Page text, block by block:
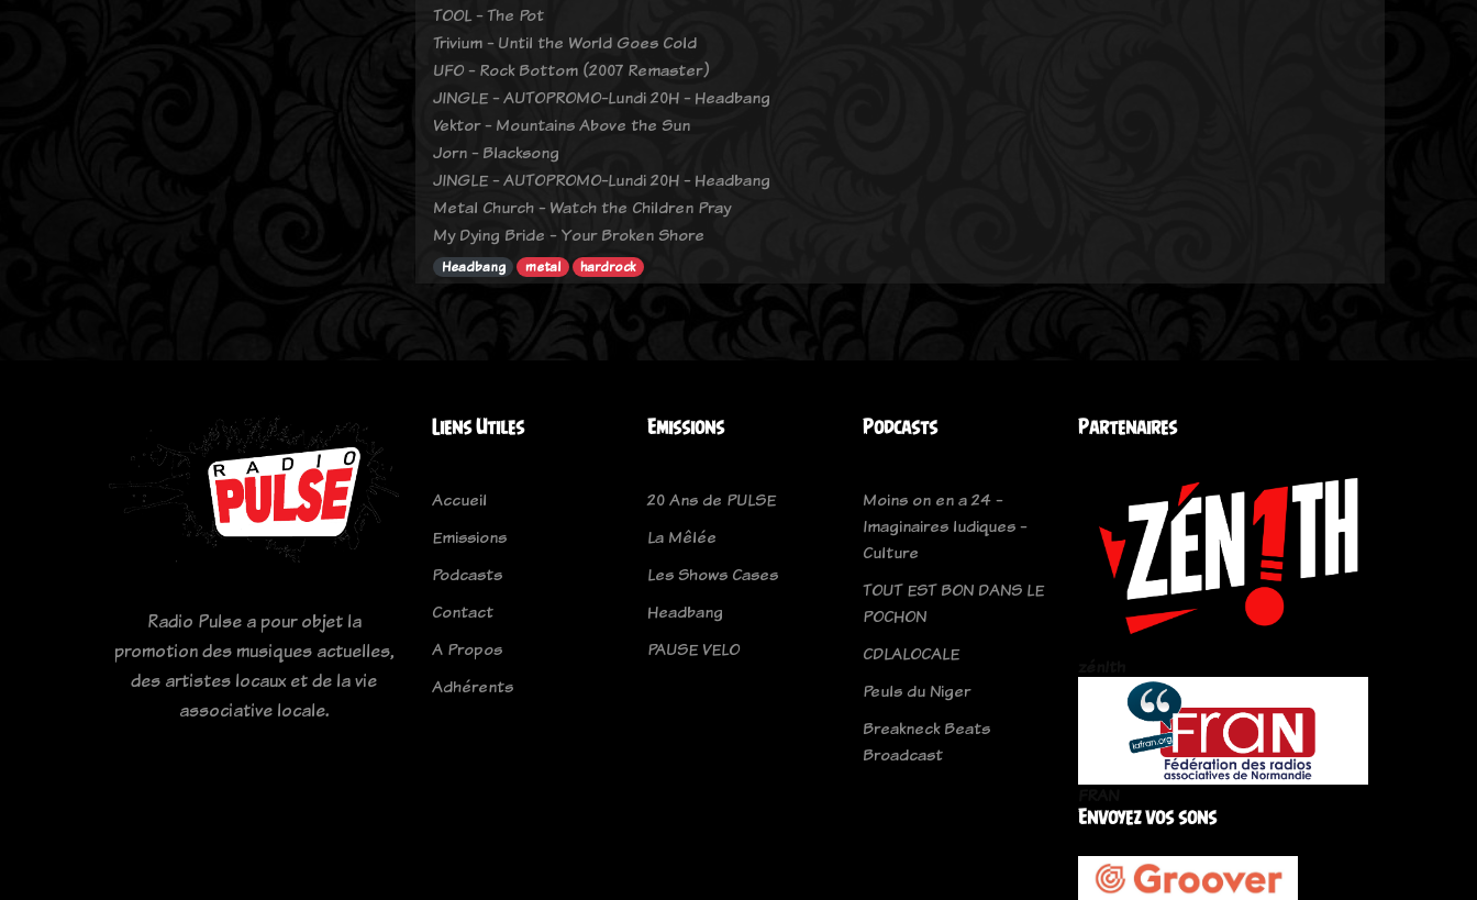
TOOL - The Pot
Trivium - Until the World Goes Cold
UFO - Rock Bottom (2007 Remaster)
JINGLE - AUTOPROMO-Lundi 20H - Headbang
Vektor - Mountains Above the Sun
Jorn - Blacksong
JINGLE - AUTOPROMO-Lundi 20H - Headbang
Metal Church - Watch the Children Pray
My Dying Bride - Your Broken Shore
Headbang metal hardrock
Radio Pulse a pour objet la
promotion des musiques actuelles,
des artistes locaux et de la vie
associative locale.
Liens Utiles
Accueil
Emissions
Podcasts
Contact
A Propos
Adhérents
Emissions
20 Ans de PULSE
La Mêlée
Les Shows Cases
Headbang
PAUSE VELO
Podcasts
Moins on en a 24 -
Imaginaires ludiques -
Culture
TOUT EST BON DANS LE
POCHON
CDLALOCALE
Peuls du Niger
Breakneck Beats
Broadcast
Partenaires
Envoyez vos sons